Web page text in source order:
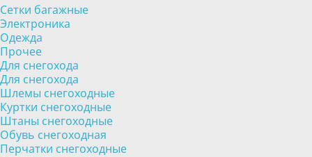
Сетки багажные
Электроника
Одежда
Прочее
Для снегохода
Для снегохода
Шлемы снегоходные
Куртки снегоходные
Штаны снегоходные
Обувь снегоходная
Перчатки снегоходные